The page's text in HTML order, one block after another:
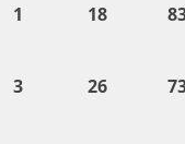
1 18
3 26